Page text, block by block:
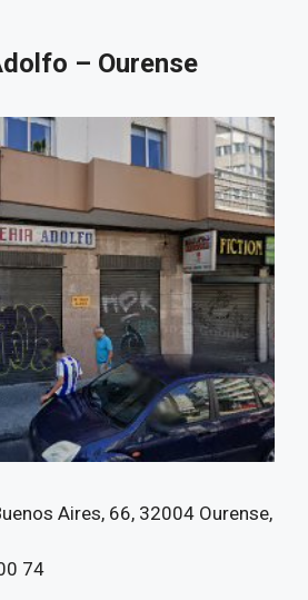
– Ourense
Aires, 66, 32004 Ourense,
74